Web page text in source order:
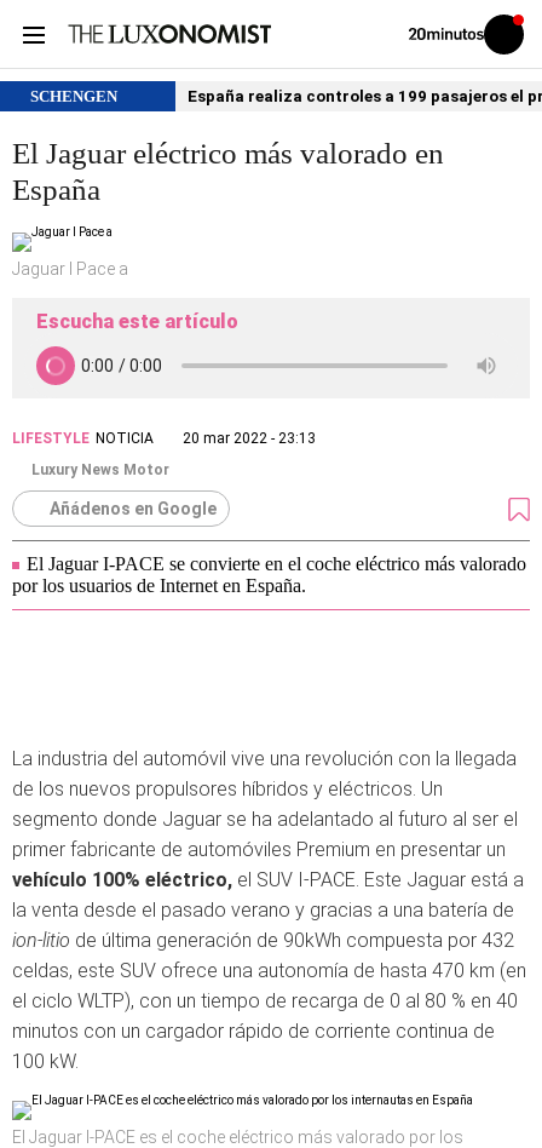
Volver
Iniciar
sesión
SCHENGEN España realiza controles a 199 pasajeros el
El Jaguar eléctrico más valorado en
España
Jaguar I Pace a
Escucha este artículo
LIFESTYLE NOTICIA
20 mar 2022 - 23:13
Luxury News Motor
Añádenos en Google
El Jaguar I-PACE se convierte en el coche eléctrico más valorado
por los usuarios de Internet en España.
La industria del automóvil vive una revolución con la llegada
de los nuevos propulsores híbridos y eléctricos. Un
segmento donde Jaguar se ha adelantado al futuro al ser el
primer fabricante de automóviles Premium en presentar un
vehículo 100% eléctrico, el SUV I-PACE. Este Jaguar está a
la venta desde el pasado verano y gracias a una batería de
ion-litio de última generación de 90kWh compuesta por 432
celdas, este SUV ofrece una autonomía de hasta 470 km (en
el ciclo WLTP), con un tiempo de recarga de 0 al 80 % en 40
minutos con un cargador rápido de corriente continua de
100 kW.
El Jaguar I-PACE es el coche eléctrico más valorado por los